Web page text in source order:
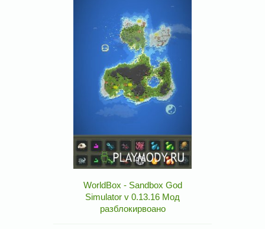
WorldBox - Sandbox God
Simulator v 0.13.16 Мод
разблокирвоано